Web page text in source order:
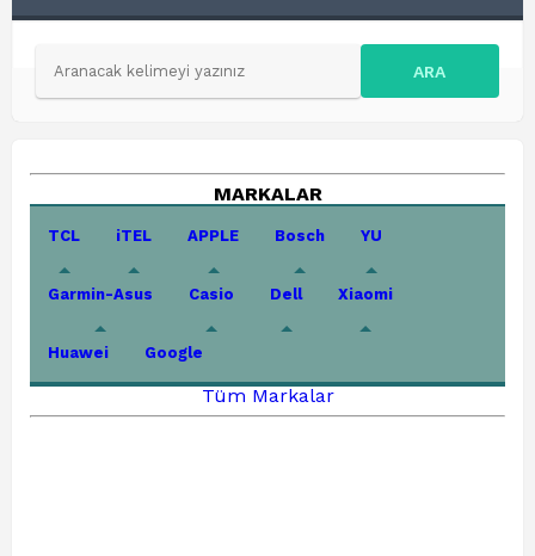
ARA
MARKALAR
TCL iTEL APPLE Bosch YU
Garmin-Asus Casio Dell Xiaomi
Huawei Google
Tüm Markalar